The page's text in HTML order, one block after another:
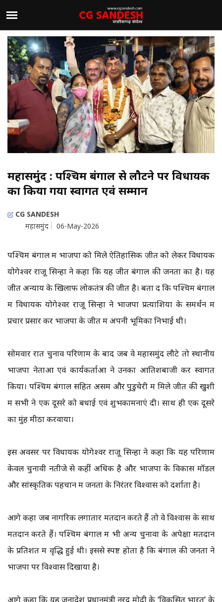
महासमुंद : पश्चिम बंगाल से लौटने पर विधायक
का किया गया स्वागत एवं सम्मान
CG SANDESH
महासमुंद
06-May-2026
पश्चिम बंगाल में भाजपा को मिले ऐतिहासिक जीत को लेकर विधायक
योगेश्वर राजू सिन्हा ने कहा कि यह जीत बंगाल की जनता का है। यह
जीत अन्याय के खिलाफ लोकतंत्र की जीत है। बता दें कि पश्चिम बंगाल
में विधायक योगेश्वर राजू सिन्हा ने भाजपा प्रत्याशियों के समर्थन में
प्रचार प्रसार कर भाजपा के जीत में अपनी भूमिका निभाई थी।
सोमवार रात चुनाव परिणाम के बाद जब वे महासमुंद लौटे तो स्थानीय
भाजपा नेताओं एवं कार्यकर्ताओं ने उनका आतिशबाजी कर स्वागत
किया। पश्चिम बंगाल सहित असम और पुडुचेरी में मिले जीत की खुशी
में सभी ने एक दूसरे को बधाई एवं शुभकामनाएं दी। साथ ही एक दूसरे
का मुंह मीठा करवाया।
इस अवसर पर विधायक योगेश्वर राजू सिन्हा ने कहा कि यह परिणाम
केवल चुनावी नतीजे से कहीं अधिक है और भाजपा के विकास मॉडल
और सांस्कृतिक पहचान में जनता के निरंतर विश्वास को दर्शाता है।
आगे कहा जब नागरिक लगातार मतदान करते हैं तो वे विश्वास के साथ
मतदान करते हैं। पश्चिम बंगाल में भी अन्य चुनावों के अपेक्षा मतदान
के प्रतिशत में वृद्धि हुई थी। इससे स्पष्ट होता है कि बंगाल की जनता ने
भाजपा पर विश्वास दिखाया है।
आगे कहा कि यह जनादेश प्रधानमंत्री नरेंद्र मोदी के ‘विकसित भारत’ के